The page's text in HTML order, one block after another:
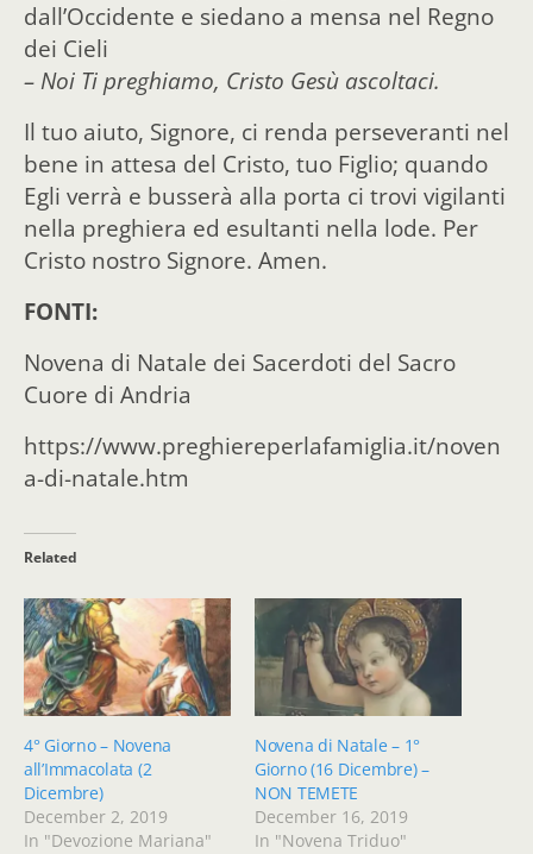
dall’Occidente e siedano a mensa nel Regno
dei Cieli
– Noi Ti preghiamo, Cristo Gesù ascoltaci.
Il tuo aiuto, Signore, ci renda perseveranti nel
bene in attesa del Cristo, tuo Figlio; quando
Egli verrà e busserà alla porta ci trovi vigilanti
nella preghiera ed esultanti nella lode. Per
Cristo nostro Signore. Amen.
FONTI:
Novena di Natale dei Sacerdoti del Sacro
Cuore di Andria
https://www.preghiereperlafamiglia.it/noven
a-di-natale.htm
Related
4° Giorno – Novena
all’Immacolata (2
Dicembre)
December 2, 2019
In "Devozione Mariana"
Novena di Natale – 1°
Giorno (16 Dicembre) –
NON TEMETE
December 16, 2019
In "Novena Triduo"